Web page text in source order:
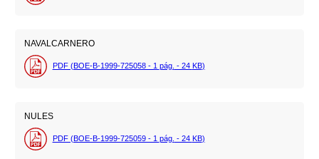
NAVALCARNERO
PDF (BOE-B-1999-725058 - 1 pág. - 24 KB)
NULES
PDF (BOE-B-1999-725059 - 1 pág. - 24 KB)